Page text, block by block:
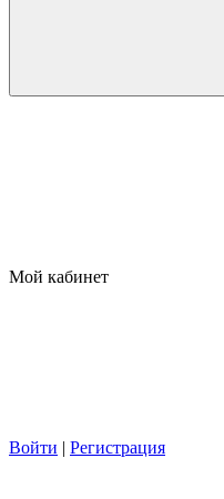
Мой кабинет
Войти | Регистрация